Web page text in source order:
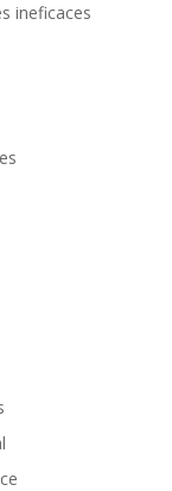
ineficaces